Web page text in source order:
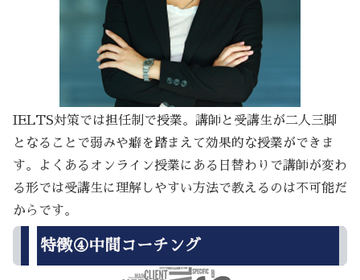
IELTS対策では担任制で授業。講師と受講生が二人三脚
となることで弱みや癖を踏まえて効果的な授業ができま
す。よくあるオンライン授業にある日替わりで講師が変わ
る形では受講生に理解しやすい方法で教えるのは不可能だ
からです。
特徴④中間コーチング